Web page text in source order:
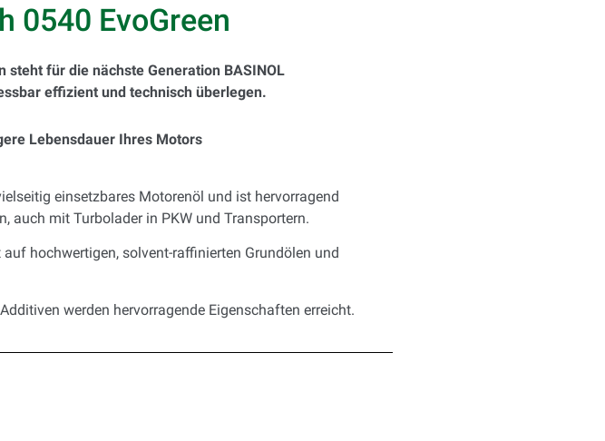
0540 EvoGreen
steht für die nächste Generation BASINOL
effizient und technisch überlegen.
Lebensdauer Ihres Motors
einsetzbares Motorenöl und ist hervorragend
auch mit Turbolader in PKW und Transportern.
hochwertigen, solvent-raffinierten Grundölen und
werden hervorragende Eigenschaften erreicht.